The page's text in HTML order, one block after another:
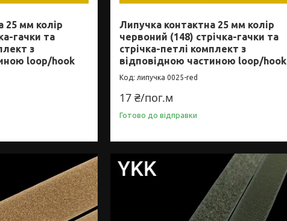
25 мм колір
гачки та
з
loop/hook
Липучка контактна 25 мм колір
червоний (148) стрічка-гачки та
стрічка-петлі комплект з
відповідною частиною loop/hook
липучка 0025-red
17 ₴/пог.м
Готово до відправки